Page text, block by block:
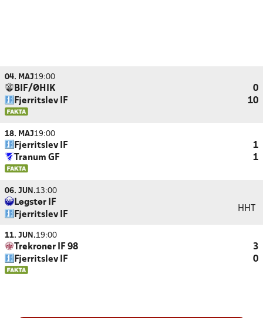
04. MAJ19:00
BIF/ØHIK
0
Fjerritslev IF
10
18. MAJ19:00
Fjerritslev IF
1
Tranum GF
1
06. JUN.13:00
Løgstør IF
Fjerritslev IF
HHT
11. JUN.19:00
Trekroner IF 98
3
Fjerritslev IF
0